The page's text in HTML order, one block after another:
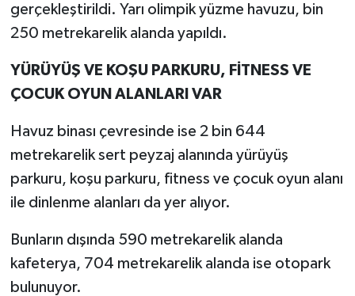
gerçekleştirildi. Yarı olimpik yüzme havuzu, bin
250 metrekarelik alanda yapıldı.
YÜRÜYÜŞ VE KOŞU PARKURU, FİTNESS VE
ÇOCUK OYUN ALANLARI VAR
Havuz binası çevresinde ise 2 bin 644
metrekarelik sert peyzaj alanında yürüyüş
parkuru, koşu parkuru, fitness ve çocuk oyun alanı
ile dinlenme alanları da yer alıyor.
Bunların dışında 590 metrekarelik alanda
kafeterya, 704 metrekarelik alanda ise otopark
bulunuyor.